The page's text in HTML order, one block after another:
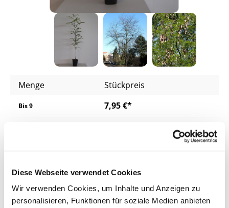
Diese Webseite verwendet Cookies
Wir verwenden Cookies, um Inhalte und Anzeigen zu
personalisieren, Funktionen für soziale Medien anbieten
Menge Stückpreis
Bis9 7,95 €*
ab25 6,45 €*
ab50 5,95 €*
Preise inkl. MwSt.zzgl. Versandkosten